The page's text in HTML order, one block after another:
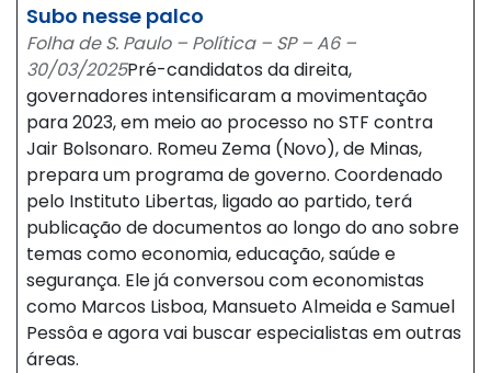
Subo nesse palco
Folha de S. Paulo – Política – SP – A6 –
30/03/2025Pré-candidatos da direita,
governadores intensificaram a movimentação
para 2023, em meio ao processo no STF contra
Jair Bolsonaro. Romeu Zema (Novo), de Minas,
prepara um programa de governo. Coordenado
pelo Instituto Libertas, ligado ao partido, terá
publicação de documentos ao longo do ano sobre
temas como economia, educação, saúde e
segurança. Ele já conversou com economistas
como Marcos Lisboa, Mansueto Almeida e Samuel
Pessôa e agora vai buscar especialistas em outras
áreas.